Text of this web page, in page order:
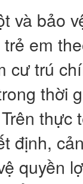
và bảo
em
cư trú
thời
thực
định,
quyền